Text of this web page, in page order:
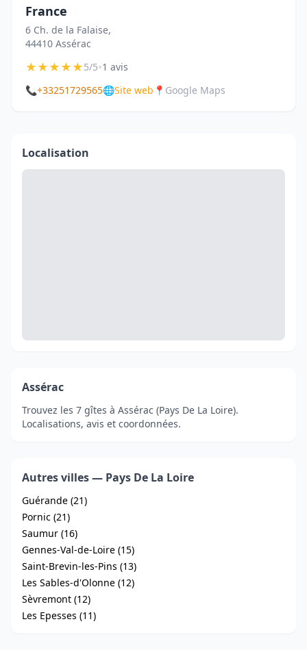
France
6 Ch. de la Falaise,
44410 Assérac
★★★★★5/5•1 avis
📞+33251729565🌐Site web 📍 Google Maps
Localisation
Assérac
Trouvez les 7 gîtes à Assérac (Pays De La Loire).
Localisations, avis et coordonnées.
Autres villes — Pays De La Loire
Guérande (21)
Pornic (21)
Saumur (16)
Gennes-Val-de-Loire (15)
Saint-Brevin-les-Pins (13)
Les Sables-d'Olonne (12)
Sèvremont (12)
Les Epesses (11)